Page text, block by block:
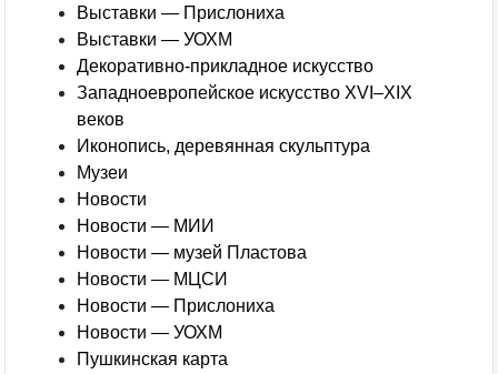
Выставки — Прислониха
Выставки — УОХМ
Декоративно-прикладное искусство
Западноевропейское искусство XVI–XIX
веков
Иконопись, деревянная скульптура
Музеи
Новости
Новости — МИИ
Новости — музей Пластова
Новости — МЦСИ
Новости — Прислониха
Новости — УОХМ
Пушкинская карта